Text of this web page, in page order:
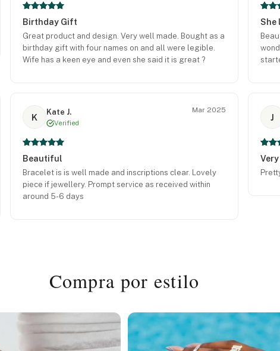
Birthday Gift
Great product and design. Very well made. Bought as a
birthday gift with four names on and all were legible.
Wife has a keen eye and even she said it is great ?
She
K
Kate J.
Verified
Mar 2025
Beautiful
Bracelet is is well made and inscriptions clear. Lovely
piece if jewellery. Prompt service as received within
around 5-6 days
J
Compra por estilo